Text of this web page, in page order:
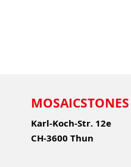
MOSAICSTONES
Karl-Koch-Str. 12e
CH-3600 Thun